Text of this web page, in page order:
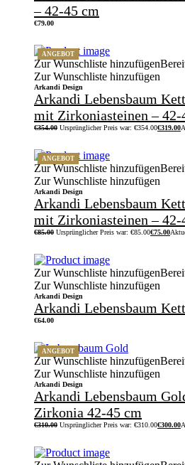
– 42-45 cm
€79.00
ANGEBOT
Zur Wunschliste hinzufügen
Zur Wunschliste hinzufügen
Arkandi Design
Arkandi Lebensbaum
mit Zirkoniasteinen – 42-
€354.00 Ursprünglicher Preis war: €354.00€319.00
ANGEBOT
Zur Wunschliste hinzufügen
Zur Wunschliste hinzufügen
Arkandi Design
Arkandi Lebensbaum
mit Zirkoniasteinen – 42-
€85.00 Ursprünglicher Preis war: €85.00€75.00
Zur Wunschliste hinzufügen
Zur Wunschliste hinzufügen
Arkandi Design
Arkandi Lebensbaum
€64.00
ANGEBOT
Zur Wunschliste hinzufügen
Zur Wunschliste hinzufügen
Arkandi Design
Arkandi Lebensbaum
Zirkonia 42-45 cm
€310.00 Ursprünglicher Preis war: €310.00€300.00